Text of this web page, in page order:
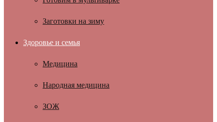
Заготовки на зиму
Здоровье и семья
Медицина
Народная медицина
ЗОЖ